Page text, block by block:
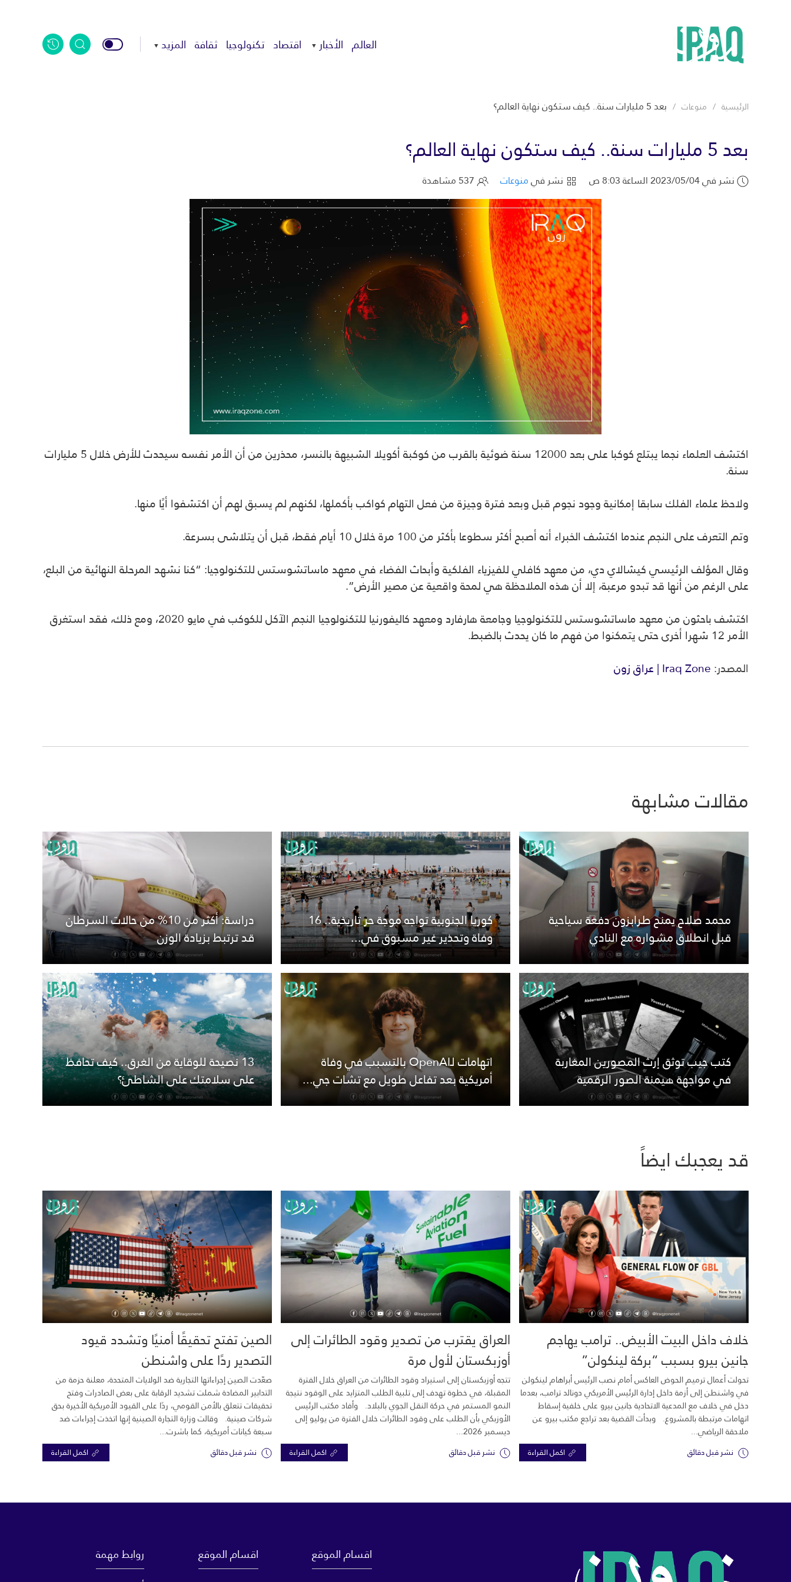
العالم الأخبار اقتصاد تكنولوجيا ثقافة المزيد
الرئيسية منوعات بعد 5 مليارات سنة.. كيف ستكون نهاية العالم؟
بعد 5 مليارات سنة.. كيف ستكون نهاية العالم؟
نشر في 2023/05/04 الساعة 8:03 ص نشر فيمنوعات
اكتشف العلماء نجما يبتلع كوكبا على بعد 12000 سنة ضوئية بالقرب من كوكبة أكويلا الشبيهة بالنسر، محذرين من أن الأمر نفسه سيحدث للأرض خلال 5 مليارات
سنة.
ولاحظ علماء الفلك سابقا إمكانية وجود نجوم قبل وبعد فترة وجيزة من فعل التهام كواكب بأكملها، لكنهم لم يسبق لهم أن اكتشفوا أيًا منها.
وتم التعرف على النجم عندما اكتشف الخبراء أنه أصبح أكثر سطوعا بأكثر من 100 مرة خلال 10 أيام فقط، قبل أن يتلاشى بسرعة.
وقال المؤلف الرئيسي كيشالاي دي، من معهد كافلي للفيزياء الفلكية وأبحاث الفضاء في معهد ماساتشوستس للتكنولوجيا: “كنا نشهد المرحلة النهائية من البلع،
على الرغم من أنها قد تبدو مرعبة، إلا أن هذه الملاحظة هي لمحة واقعية عن مصير الأرض”.
اكتشف باحثون من معهد ماساتشوستس للتكنولوجيا وجامعة هارفارد ومعهد كاليفورنيا للتكنولوجيا النجم الآكل للكوكب في مايو 2020، ومع ذلك، فقد استغرق
الأمر 12 شهرا أخرى حتى يتمكنوا من فهم ما كان يحدث بالضبط.
المصدر:Iraq Zone | عراق زون
مقالات مشابهة
محمد صلاح يمنح طرابزون دفعة سياحية
قبل انطلاق مشواره مع النادي
كوريا الجنوبية تواجه موجة حر تاريخية.. 16
وفاة وتحذير غير مسبوق في...
دراسة: أكثر من 10% من حالات السرطان
قد ترتبط بزيادة الوزن
كتب جيب توثق إرث المصورين المغاربة
في مواجهة هيمنة الصور الرقمية
اتهامات لـOpenAI بالتسبب في وفاة
أمريكية بعد تفاعل طويل مع تشات جي...
13 نصيحة للوقاية من الغرق.. كيف تحافظ
على سلامتك على الشاطئ؟
قد يعجبك ايضاً
خلاف داخل البيت الأبيض.. ترامب يهاجم
جانين بيرو بسبب “بركة لينكولن”
تحولت أعمال ترميم الحوض العاكس أمام نصب الرئيس أبراهام لينكولن
في واشنطن إلى أزمة داخل إدارة الرئيس الأمريكي دونالد ترامب، بعدما
دخل في خلاف مع المدعية الاتحادية جانين بيرو على خلفية إسقاط
اتهامات مرتبطة بالمشروع. وبدأت القضية بعد تراجع مكتب بيرو عن
ملاحقة الرياضي...
نشر قبل دقائق اكمل القراءة
العراق يقترب من تصدير وقود الطائرات إلى
أوزبكستان لأول مرة
تتجه أوزبكستان إلى استيراد وقود الطائرات من العراق خلال الفترة
المقبلة، في خطوة تهدف إلى تلبية الطلب المتزايد على الوقود نتيجة
النمو المستمر في حركة النقل الجوي بالبلاد. وأفاد مكتب الرئيس
الأوزبكي بأن الطلب على وقود الطائرات خلال الفترة من يوليو إلى
ديسمبر 2026...
نشر قبل دقائق اكمل القراءة
الصين تفتح تحقيقًا أمنيًا وتشدد قيود
التصدير ردًا على واشنطن
صعّدت الصين إجراءاتها التجارية ضد الولايات المتحدة، معلنة حزمة من
التدابير المضادة شملت تشديد الرقابة على بعض الصادرات وفتح
تحقيقات تتعلق بالأمن القومي، ردًا على القيود الأمريكية الأخيرة بحق
شركات صينية. وقالت وزارة التجارة الصينية إنها اتخذت إجراءات ضد
سبعة كيانات أمريكية، كما باشرت...
نشر قبل دقائق اكمل القراءة
اقسام الموقع اقسام الموقع روابط مهمة